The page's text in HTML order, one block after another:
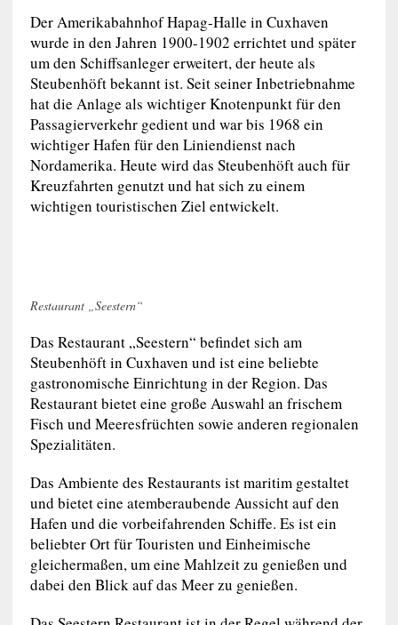
Der Amerikabahnhof Hapag-Halle in Cuxhaven
wurde in den Jahren 1900-1902 errichtet und später
um den Schiffsanleger erweitert, der heute als
Steubenhöft bekannt ist. Seit seiner Inbetriebnahme
hat die Anlage als wichtiger Knotenpunkt für den
Passagierverkehr gedient und war bis 1968 ein
wichtiger Hafen für den Liniendienst nach
Nordamerika. Heute wird das Steubenhöft auch für
Kreuzfahrten genutzt und hat sich zu einem
wichtigen touristischen Ziel entwickelt.
Restaurant „Seestern“
Das Restaurant „Seestern“ befindet sich am
Steubenhöft in Cuxhaven und ist eine beliebte
gastronomische Einrichtung in der Region. Das
Restaurant bietet eine große Auswahl an frischem
Fisch und Meeresfrüchten sowie anderen regionalen
Spezialitäten.
Das Ambiente des Restaurants ist maritim gestaltet
und bietet eine atemberaubende Aussicht auf den
Hafen und die vorbeifahrenden Schiffe. Es ist ein
beliebter Ort für Touristen und Einheimische
gleichermaßen, um eine Mahlzeit zu genießen und
dabei den Blick auf das Meer zu genießen.